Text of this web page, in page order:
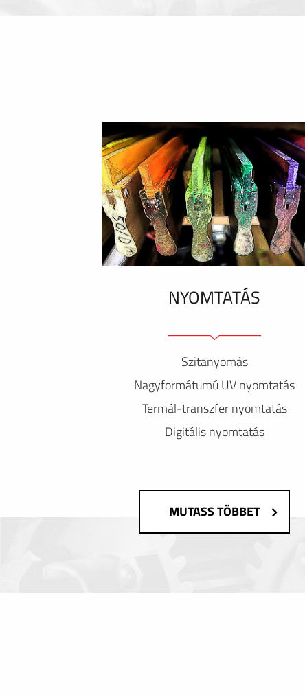
NYOMTATÁS
Szitanyomás
Nagyformátumú UV nyomtatás
Termál-transzfer nyomtatás
Digitális nyomtatás
MUTASS TÖBBET